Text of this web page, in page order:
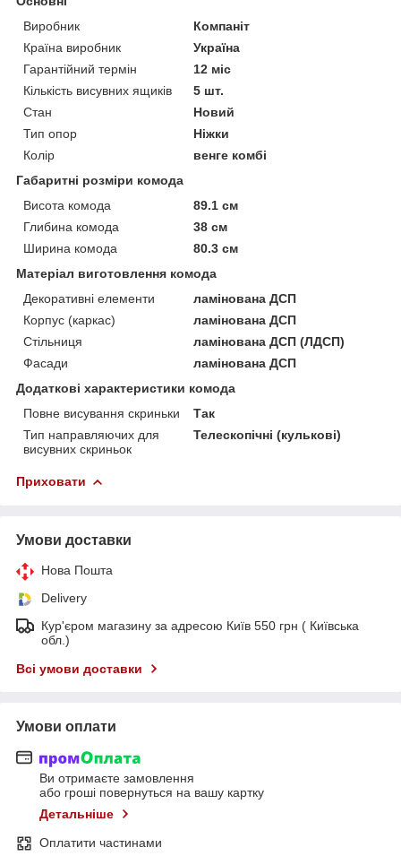
Виробник
Компаніт
Країна виробник
Україна
Гарантійний термін
12 міс
Кількість висувних ящиків
5 шт.
Стан
Новий
Тип опор
Ніжки
Колір
венге комбі
Габаритні розміри комода
Висота комода
89.1 см
Глибина комода
38 см
Ширина комода
80.3 см
Матеріал виготовлення комода
Декоративні елементи
ламінована ДСП
Корпус (каркас)
ламінована ДСП
Стільниця
ламінована ДСП (ЛДСП)
Фасади
ламінована ДСП
Додаткові характеристики комода
Повне висування скриньки
Так
Тип направляючих для
висувних скриньок
Телескопічні (кулькові)
Приховати
Умови доставки
Нова Пошта
Delivery
Кур'єром магазину за адресою Київ 550 грн ( Київська
обл.)
Всі умови доставки
Умови оплати
Ви отримаєте замовлення
або гроші повернуться на вашу картку
Детальніше
Оплатити частинами